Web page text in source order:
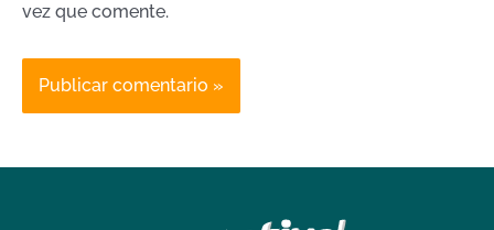
vez que comente.